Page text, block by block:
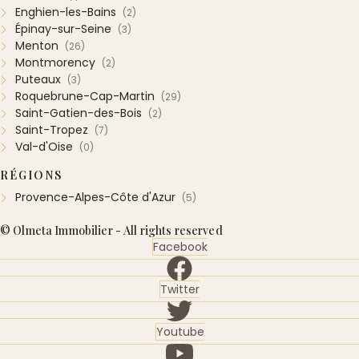
Enghien-les-Bains (2)
Épinay-sur-Seine (3)
Menton (26)
Montmorency (2)
Puteaux (3)
Roquebrune-Cap-Martin (29)
Saint-Gatien-des-Bois (2)
Saint-Tropez (7)
Val-d'Oise (0)
RÉGIONS
Provence-Alpes-Côte d'Azur (5)
© Olmeta Immobilier - All rights reserved
Facebook
Twitter
Youtube